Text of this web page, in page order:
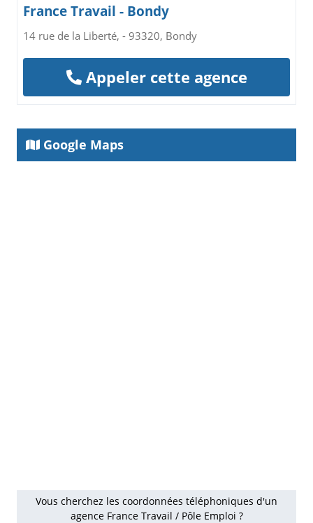
France Travail - Bondy
14 rue de la Liberté, - 93320, Bondy
Appeler cette agence
Google Maps
Vous cherchez les coordonnées téléphoniques d'un
agence France Travail / Pôle Emploi ?